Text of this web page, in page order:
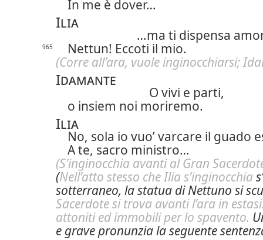
In me è dover…
Ilia
…ma ti dispensa
965
Nettun! Eccoti il mio.
(Corre all’ara, vuole inginocchiarsi;
Idamante
O vivi e parti,
o insiem noi moriremo.
Ilia
No, sola io vuo’ varcare il guado
A te, sacro ministro…
(S’inginocchia avanti al Gran
(Nell’atto stesso che Ilia s’inginocchia
sotterraneo, la statua di Nettuno si
Sacerdote si trova avanti l’ara in
attoniti ed immobili per lo spavento.
e grave pronunzia la seguente